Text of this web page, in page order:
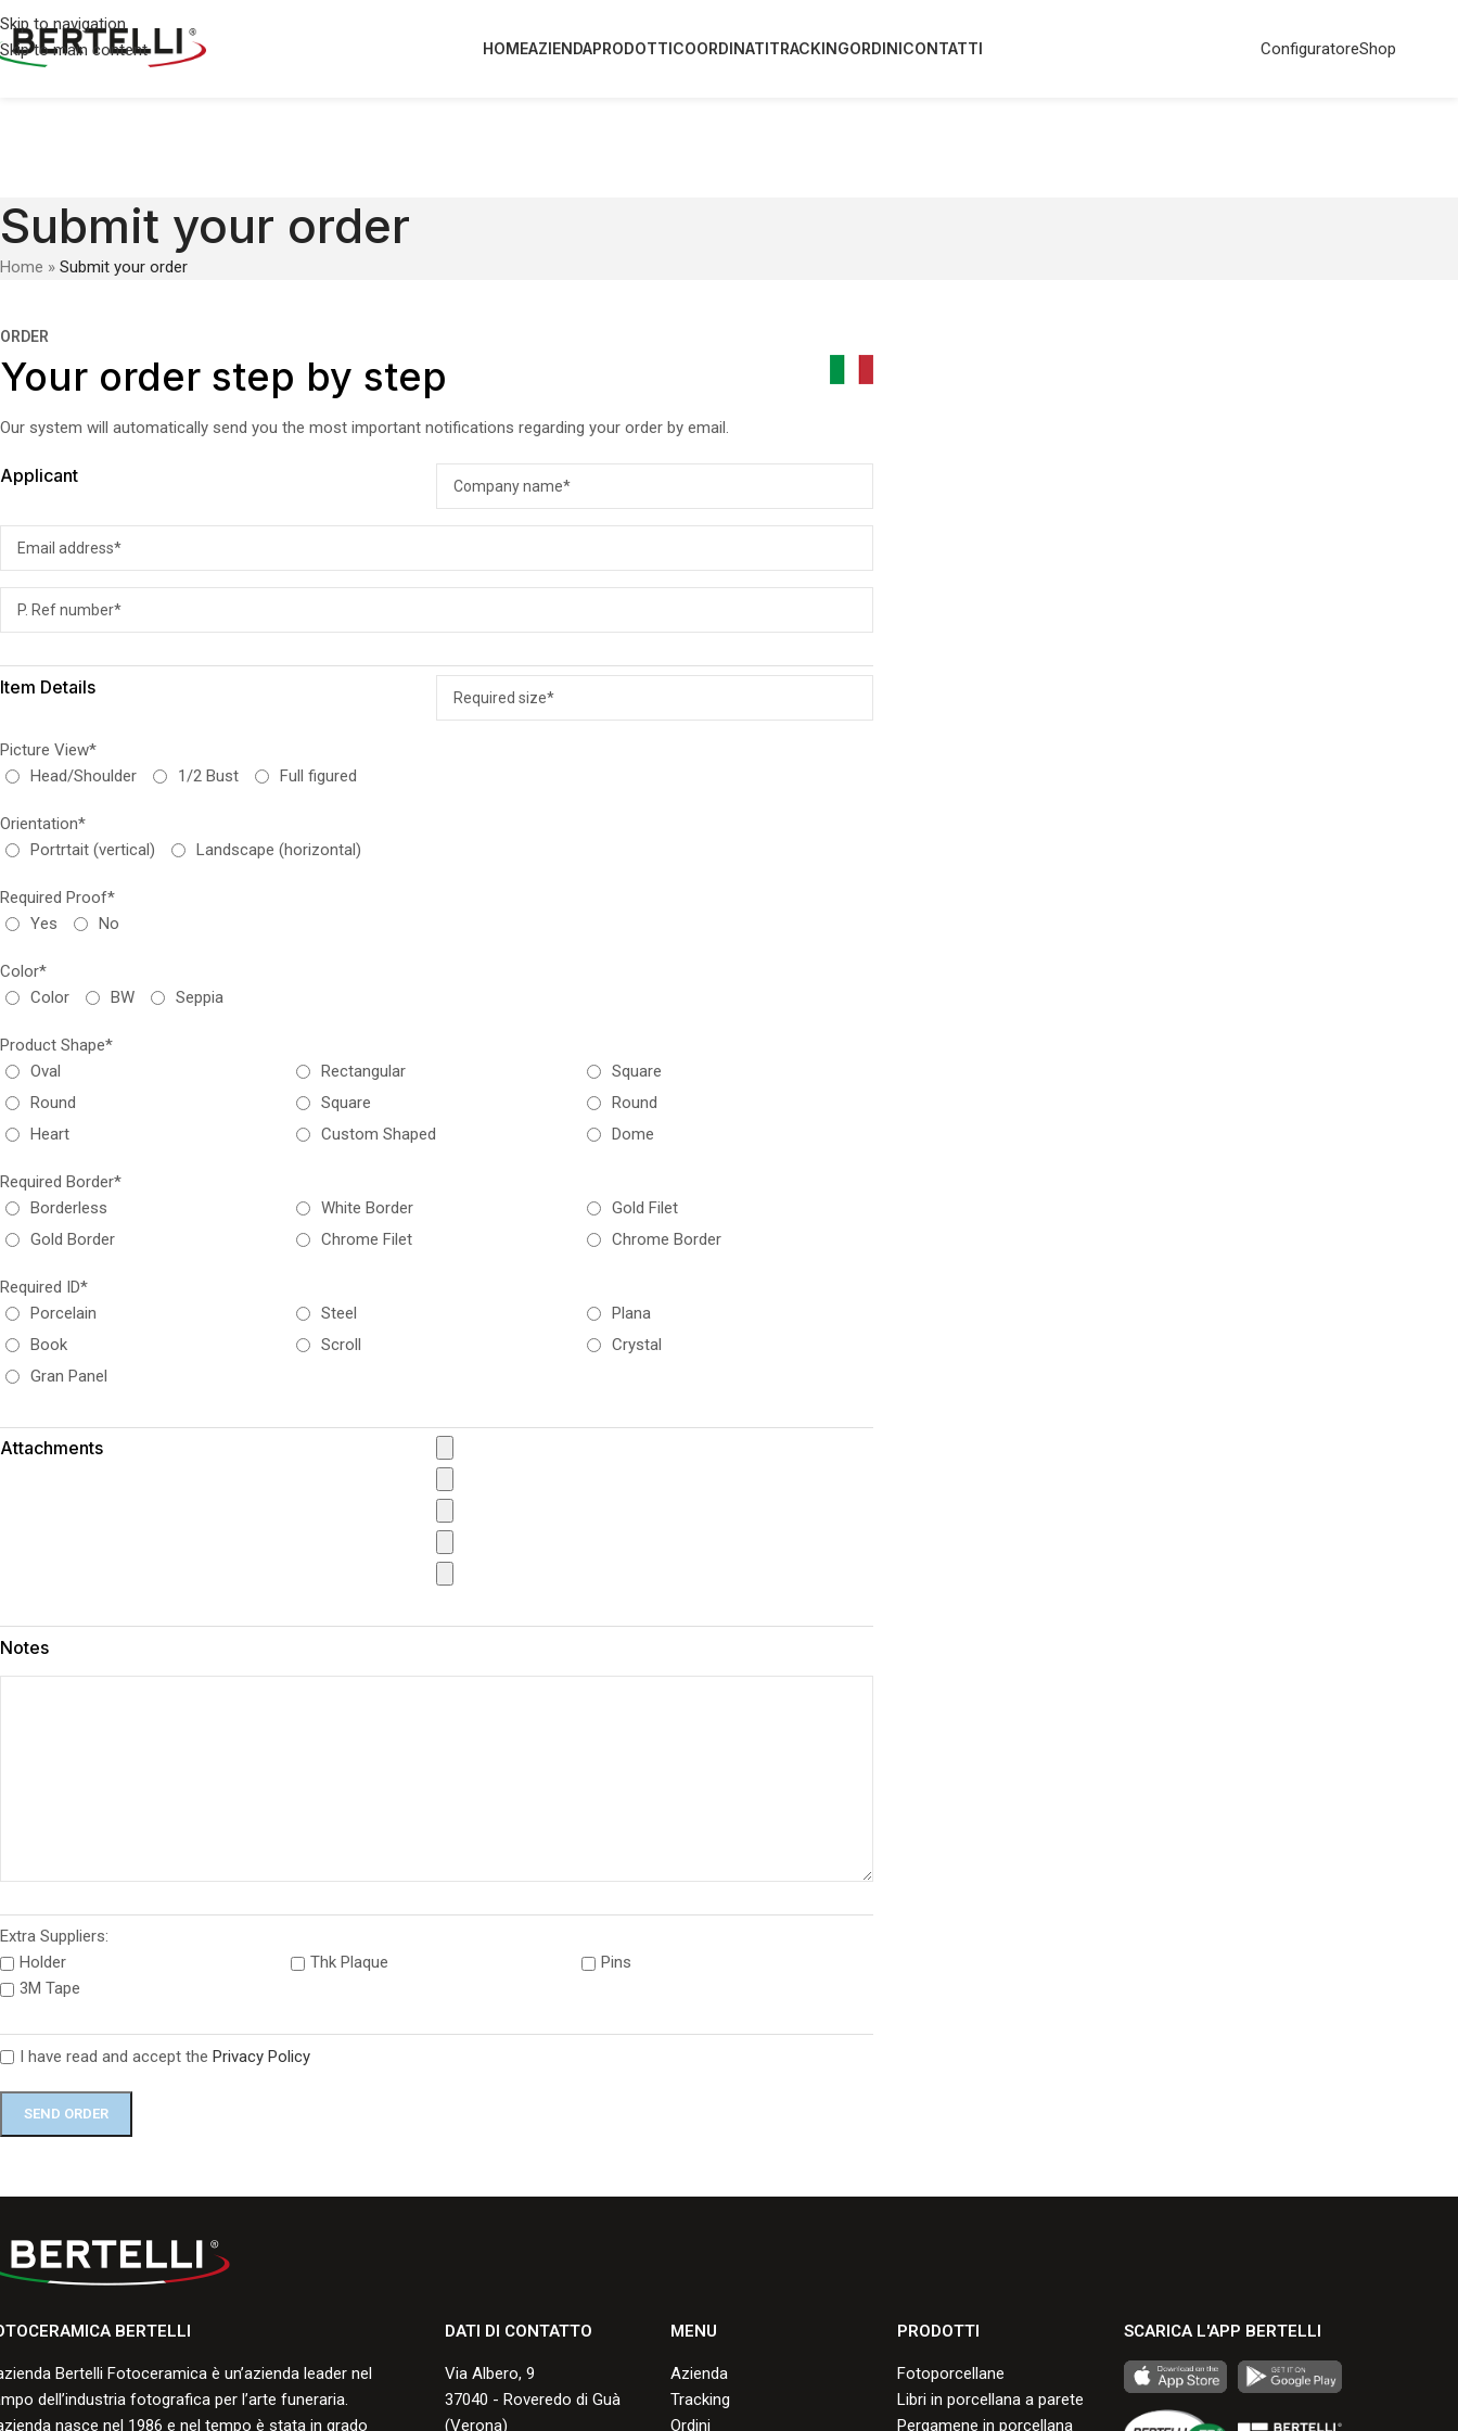
Skip to navigation
Skip to main content
HOMEAZIENDAPRODOTTICOORDINATITRACKINGORDINICONTATTI ConfiguratoreShop
Submit your order
Home » Submit your order
ORDER
Your order step by step
Our system will automatically send you the most important notifications regarding your order by email.
Applicant
Item Details
Picture View*
Head/Shoulder
1/2 Bust Full figured
Orientation*
Portrtait (vertical)
Landscape (horizontal)
Required Proof*
Yes
No
Color*
Color
BW Seppia
Product Shape*
Oval
Rectangular
Square
Round
Square
Round
Heart
Custom Shaped Dome
Required Border*
Borderless
White Border
Gold Filet
Gold Border
Chrome Filet Chrome Border
Required ID*
Porcelain
Steel
Plana
Book
Scroll
Crystal
Gran Panel
Attachments
Notes
Extra Suppliers:
Holder
Thk Plaque
Pins
3M Tape
I have read and accept the Privacy Policy
BERTELLI
Bertelli Fotoceramica è un’azienda leader nel
dell’industria fotografica per l’arte funeraria.
nasce nel 1986 e nel tempo è stata in grado
DATI DI CONTATTO
Via Albero, 9
37040 - Roveredo di Guà
(Verona)
MENU
Azienda
Tracking
Ordini
PRODOTTI
Fotoporcellane
Libri in porcellana a parete
Pergamene in porcellana
SCARICA L'APP BERTELLI